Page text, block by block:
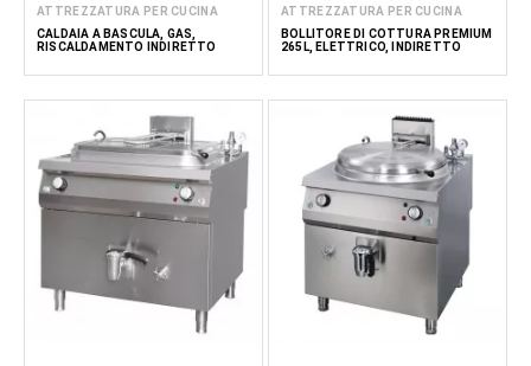
ATTREZZATURA PER CUCINA
CALDAIA A BASCULA, GAS,
RISCALDAMENTO INDIRETTO
ATTREZZATURA PER CUCINA
BOLLITORE DI COTTURA PREMIUM
265L, ELETTRICO, INDIRETTO